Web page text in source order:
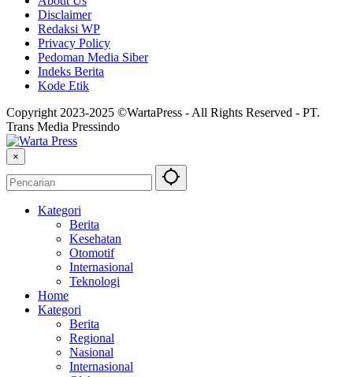
Disclaimer
Redaksi WP
Privacy Policy
Pedoman Media Siber
Indeks Berita
Kode Etik
Copyright 2023-2025 ©WartaPress - All Rights Reserved - PT.
Trans Media Pressindo
×
Kategori
Berita
Kesehatan
Otomotif
Internasional
Teknologi
Home
Kategori
Berita
Regional
Nasional
Internasional